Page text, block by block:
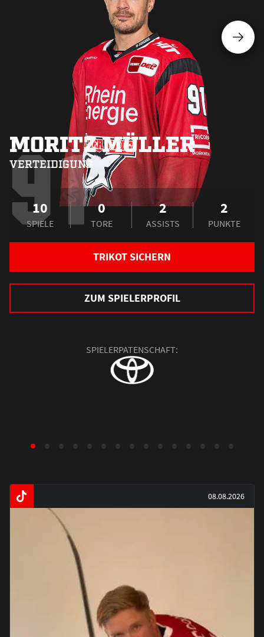
91
MORITZ MÜLLER
VERTEIDIGUNG
10
SPIELE
0
TORE
2
ASSISTS
2
PUNKTE
TRIKOT SICHERN
ZUM SPIELERPROFIL
SPIELERPATENSCHAFT:
08.08.2026